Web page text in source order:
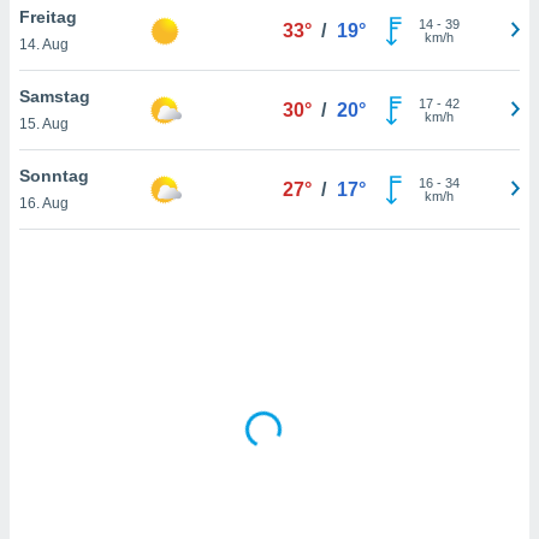
Freitag
14. Aug
33° / 19° 14- 39
km/h
Samstag
15. Aug
30° / 20° 17- 42
km/h
Sonntag
16. Aug
27° / 17° 16- 34
km/h